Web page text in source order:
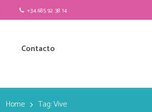
+34 685 92 38 14
Contacto
Home Tag: Vive